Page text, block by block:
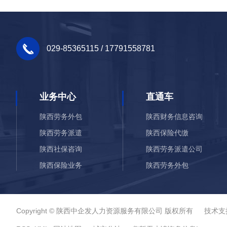
029-85365115 / 17791558781
业务中心
陕西劳务外包
陕西劳务派遣
陕西社保咨询
陕西保险业务
直通车
陕西财务信息咨询
陕西保险代缴
陕西劳务派遣公司
陕西劳务外包
Copyright © 陕西中企发人力资源服务有限公司 版权所有 技术支